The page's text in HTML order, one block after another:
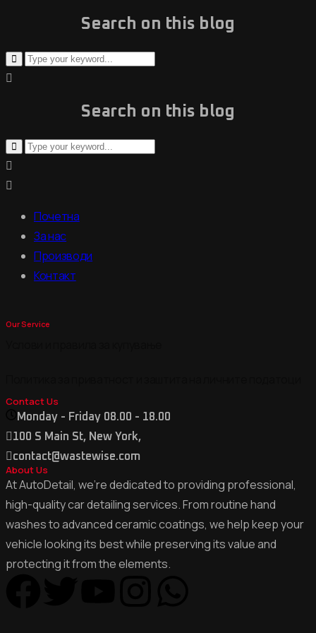
Search on this blog
Search on this blog
Почетна
За нас
Производи
Контакт
Our Service
Contact Us
Monday - Friday 08.00 - 18.00
100 S Main St, New York,
contact@wastewise.com
About Us
At AutoDetail, we’re dedicated to providing professional,
high-quality car detailing services. From routine hand
washes to advanced ceramic coatings, we help keep your
vehicle looking its best while preserving its value and
protecting it from the elements.